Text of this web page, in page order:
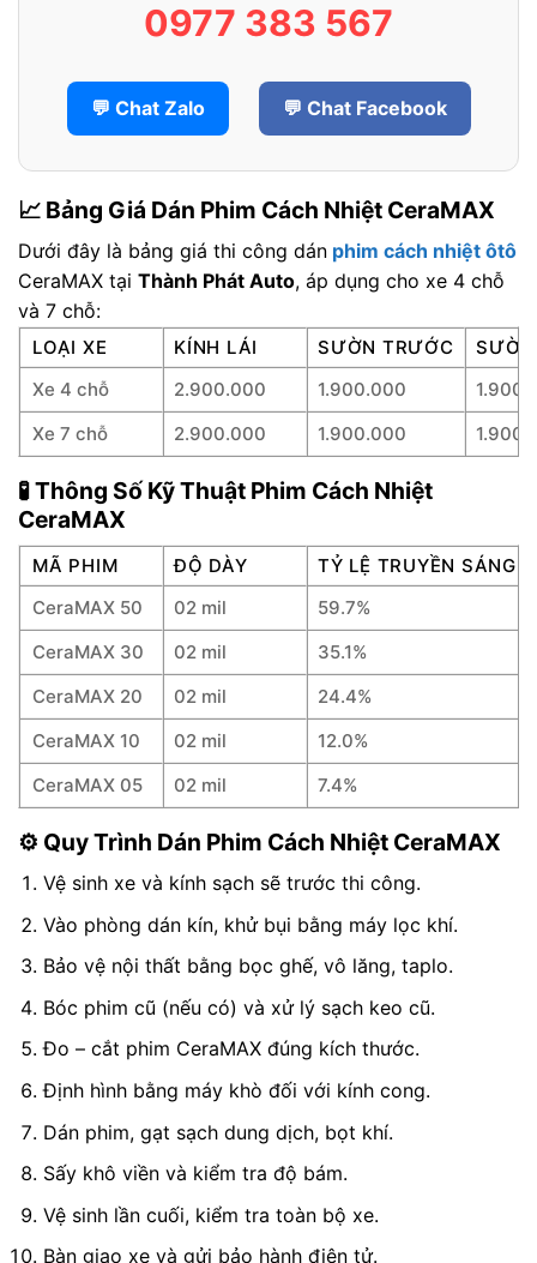
0977 383 567
💬 Chat Zalo 💬 Chat Facebook
📈 Bảng Giá Dán Phim Cách Nhiệt CeraMAX
Dưới đây là bảng giá thi công dán phim cách nhiệt ôtô
CeraMAX tại Thành Phát Auto, áp dụng cho xe 4 chỗ
và 7 chỗ:
LOẠI XE KÍNH LÁI SƯỜN TRƯỚC
Xe 4 chỗ
2.900.000 1.900.000
Xe 7 chỗ
2.900.000 1.900.000
🧪 Thông Số Kỹ Thuật Phim Cách Nhiệt
CeraMAX
MÃ PHIM ĐỘ DÀY
TỶ LỆ TRUYỀN SÁNG
CeraMAX 50
02 mil
59.7%
CeraMAX 30
02 mil
35.1%
CeraMAX 20
02 mil
24.4%
CeraMAX 10
02 mil
12.0%
CeraMAX 05
02 mil 7.4%
⚙️ Quy Trình Dán Phim Cách Nhiệt CeraMAX
Vệ sinh xe và kính sạch sẽ trước thi công.
Vào phòng dán kín, khử bụi bằng máy lọc khí.
Bảo vệ nội thất bằng bọc ghế, vô lăng, taplo.
Bóc phim cũ (nếu có) và xử lý sạch keo cũ.
Đo – cắt phim CeraMAX đúng kích thước.
Định hình bằng máy khò đối với kính cong.
Dán phim, gạt sạch dung dịch, bọt khí.
Sấy khô viền và kiểm tra độ bám.
Vệ sinh lần cuối, kiểm tra toàn bộ xe.
Bàn giao xe và gửi bảo hành điện tử.